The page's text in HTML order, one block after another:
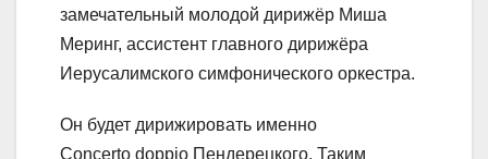
замечательный молодой дирижёр Миша
Меринг, ассистент главного дирижёра
Иерусалимского симфонического оркестра.
Он будет дирижировать именно
Concerto doppio Пендерецкого. Таким